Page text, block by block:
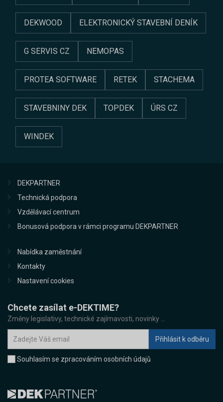
DEKWOOD ELEKTRONICKÝ STAVEBNÍ DENÍK
G SERVIS CZ NEMOPAS
PROTEA SOFTWARE RETEK STACHEMA
STAVEBNINY DEK TOPDEK ÚRS CZ
WINDEK
DEKPARTNER
Technická podpora
Vzdělávací centrum
Bonusová podpora v rámci programu DEKPARTNER
Nabídka zaměstnání
Kontakty
Nastavení cookies
Chcete zasílat e-DEKTIME?
Změny legislativy, technické zajímavosti, novinky ...
Souhlasím se zpracováním osobních údajů